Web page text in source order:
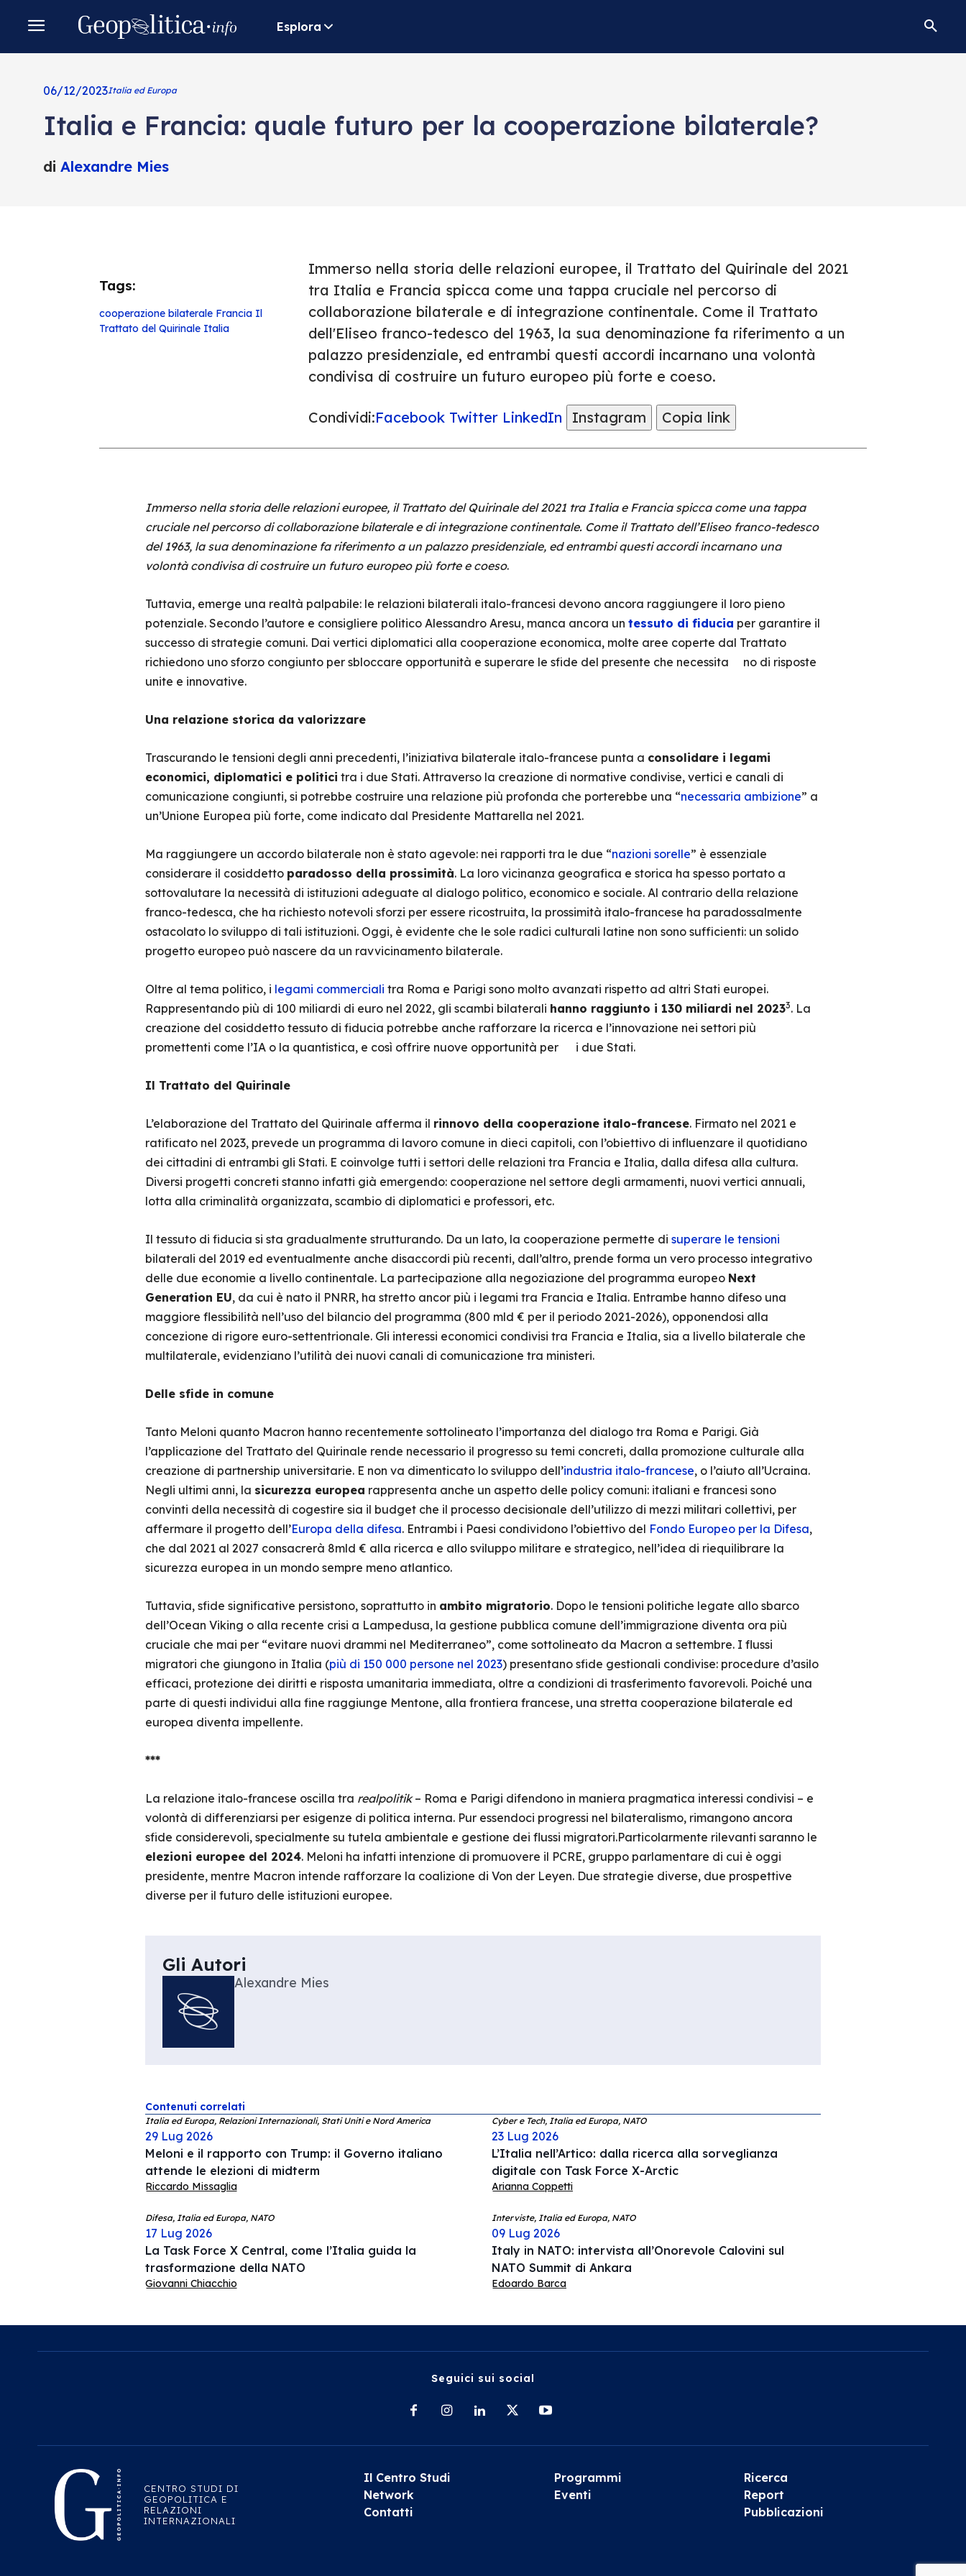
Esplora
06/12/2023Italia ed Europa
Italia e Francia: quale futuro per la cooperazione bilaterale?
di Alexandre Mies
Tags:
cooperazione bilaterale Francia Il
Trattato del Quirinale Italia
Immerso nella storia delle relazioni europee, il Trattato del Quirinale del 2021
tra Italia e Francia spicca come una tappa cruciale nel percorso di
collaborazione bilaterale e di integrazione continentale. Come il Trattato
dell'Eliseo franco-tedesco del 1963, la sua denominazione fa riferimento a un
palazzo presidenziale, ed entrambi questi accordi incarnano una volontà
condivisa di costruire un futuro europeo più forte e coeso.
Condividi:Facebook Twitter LinkedIn Instagram Copia link
Immerso nella storia delle relazioni europee, il Trattato del Quirinale del 2021 tra Italia e Francia spicca come una tappa
cruciale nel percorso di collaborazione bilaterale e di integrazione continentale. Come il Trattato dell’Eliseo franco-tedesco
del 1963, la sua denominazione fa riferimento a un palazzo presidenziale, ed entrambi questi accordi incarnano una
volontà condivisa di costruire un futuro europeo più forte e coeso.
Tuttavia, emerge una realtà palpabile: le relazioni bilaterali italo-francesi devono ancora raggiungere il loro pieno
potenziale. Secondo l’autore e consigliere politico Alessandro Aresu, manca ancora un tessuto di fiducia per garantire il
successo di strategie comuni. Dai vertici diplomatici alla cooperazione economica, molte aree coperte dal Trattato
richiedono uno sforzo congiunto per sbloccare opportunità e superare le sfide del presente che necessita no di risposte
unite e innovative.
Una relazione storica da valorizzare
Trascurando le tensioni degli anni precedenti, l’iniziativa bilaterale italo-francese punta a consolidare i legami
economici, diplomatici e politici tra i due Stati. Attraverso la creazione di normative condivise, vertici e canali di
comunicazione congiunti, si potrebbe costruire una relazione più profonda che porterebbe una “necessaria ambizione” a
un’Unione Europea più forte, come indicato dal Presidente Mattarella nel 2021.
Ma raggiungere un accordo bilaterale non è stato agevole: nei rapporti tra le due “nazioni sorelle” è essenziale
considerare il cosiddetto paradosso della prossimità. La loro vicinanza geografica e storica ha spesso portato a
sottovalutare la necessità di istituzioni adeguate al dialogo politico, economico e sociale. Al contrario della relazione
franco-tedesca, che ha richiesto notevoli sforzi per essere ricostruita, la prossimità italo-francese ha paradossalmente
ostacolato lo sviluppo di tali istituzioni. Oggi, è evidente che le sole radici culturali latine non sono sufficienti: un solido
progetto europeo può nascere da un ravvicinamento bilaterale.
Oltre al tema politico, i legami commerciali tra Roma e Parigi sono molto avanzati rispetto ad altri Stati europei.
Rappresentando più di 100 miliardi di euro nel 2022, gli scambi bilaterali hanno raggiunto i 130 miliardi nel 20233. La
creazione del cosiddetto tessuto di fiducia potrebbe anche rafforzare la ricerca e l’innovazione nei settori più
promettenti come l’IA o la quantistica, e così offrire nuove opportunità per i due Stati.
Il Trattato del Quirinale
L’elaborazione del Trattato del Quirinale afferma il rinnovo della cooperazione italo-francese. Firmato nel 2021 e
ratificato nel 2023, prevede un programma di lavoro comune in dieci capitoli, con l’obiettivo di influenzare il quotidiano
dei cittadini di entrambi gli Stati. E coinvolge tutti i settori delle relazioni tra Francia e Italia, dalla difesa alla cultura.
Diversi progetti concreti stanno infatti già emergendo: cooperazione nel settore degli armamenti, nuovi vertici annuali,
lotta alla criminalità organizzata, scambio di diplomatici e professori, etc.
Il tessuto di fiducia si sta gradualmente strutturando. Da un lato, la cooperazione permette di superare le tensioni
bilaterali del 2019 ed eventualmente anche disaccordi più recenti, dall’altro, prende forma un vero processo integrativo
delle due economie a livello continentale. La partecipazione alla negoziazione del programma europeo Next
Generation EU, da cui è nato il PNRR, ha stretto ancor più i legami tra Francia e Italia. Entrambe hanno difeso una
maggiore flessibilità nell’uso del bilancio del programma (800 mld € per il periodo 2021-2026), opponendosi alla
concezione di rigore euro-settentrionale. Gli interessi economici condivisi tra Francia e Italia, sia a livello bilaterale che
multilaterale, evidenziano l’utilità dei nuovi canali di comunicazione tra ministeri.
Delle sfide in comune
Tanto Meloni quanto Macron hanno recentemente sottolineato l’importanza del dialogo tra Roma e Parigi. Già
l’applicazione del Trattato del Quirinale rende necessario il progresso su temi concreti, dalla promozione culturale alla
creazione di partnership universitarie. E non va dimenticato lo sviluppo dell’industria italo-francese, o l’aiuto all’Ucraina.
Negli ultimi anni, la sicurezza europea rappresenta anche un aspetto delle policy comuni: italiani e francesi sono
convinti della necessità di cogestire sia il budget che il processo decisionale dell’utilizzo di mezzi militari collettivi, per
affermare il progetto dell’Europa della difesa. Entrambi i Paesi condividono l’obiettivo del Fondo Europeo per la Difesa,
che dal 2021 al 2027 consacrerà 8mld € alla ricerca e allo sviluppo militare e strategico, nell’idea di riequilibrare la
sicurezza europea in un mondo sempre meno atlantico.
Tuttavia, sfide significative persistono, soprattutto in ambito migratorio. Dopo le tensioni politiche legate allo sbarco
dell’Ocean Viking o alla recente crisi a Lampedusa, la gestione pubblica comune dell’immigrazione diventa ora più
cruciale che mai per “evitare nuovi drammi nel Mediterraneo”, come sottolineato da Macron a settembre. I flussi
migratori che giungono in Italia (più di 150 000 persone nel 2023) presentano sfide gestionali condivise: procedure d’asilo
efficaci, protezione dei diritti e risposta umanitaria immediata, oltre a condizioni di trasferimento favorevoli. Poiché una
parte di questi individui alla fine raggiunge Mentone, alla frontiera francese, una stretta cooperazione bilaterale ed
europea diventa impellente.
***
La relazione italo-francese oscilla tra realpolitik– Roma e Parigi difendono in maniera pragmatica interessi condivisi – e
volontà di differenziarsi per esigenze di politica interna. Pur essendoci progressi nel bilateralismo, rimangono ancora
sfide considerevoli, specialmente su tutela ambientale e gestione dei flussi migratori.Particolarmente rilevanti saranno le
elezioni europee del 2024. Meloni ha infatti intenzione di promuovere il PCRE, gruppo parlamentare di cui è oggi
presidente, mentre Macron intende rafforzare la coalizione di Von der Leyen. Due strategie diverse, due prospettive
diverse per il futuro delle istituzioni europee.
Gli Autori
Alexandre Mies
Contenuti correlati
Italia ed Europa, Relazioni Internazionali, Stati Uniti e Nord America
29 Lug 2026
Meloni e il rapporto con Trump: il Governo italiano
attende le elezioni di midterm
Riccardo Missaglia
Cyber e Tech, Italia ed Europa, NATO
23 Lug 2026
L’Italia nell’Artico: dalla ricerca alla sorveglianza
digitale con Task Force X-Arctic
Arianna Coppetti
Difesa, Italia ed Europa, NATO
17 Lug 2026
La Task Force X Central, come l’Italia guida la
trasformazione della NATO
Giovanni Chiacchio
Interviste, Italia ed Europa, NATO
09 Lug 2026
Italy in NATO: intervista all’Onorevole Calovini sul
NATO Summit di Ankara
Edoardo Barca
Seguici sui social
CENTRO STUDI DI
GEOPOLITICA E
RELAZIONI
INTERNAZIONALI
Il Centro Studi
Network
Contatti
Programmi
Eventi
Ricerca
Report
Pubblicazioni